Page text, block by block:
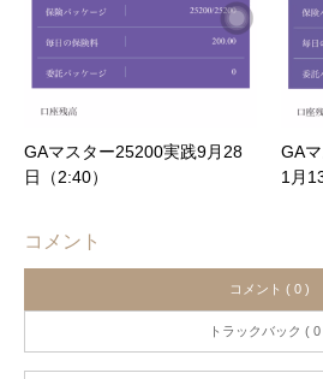
GAマスター25200実践9月28
日（2:40）
GA
1月
コメント
コメント ( 0 )
トラックバック ( 0